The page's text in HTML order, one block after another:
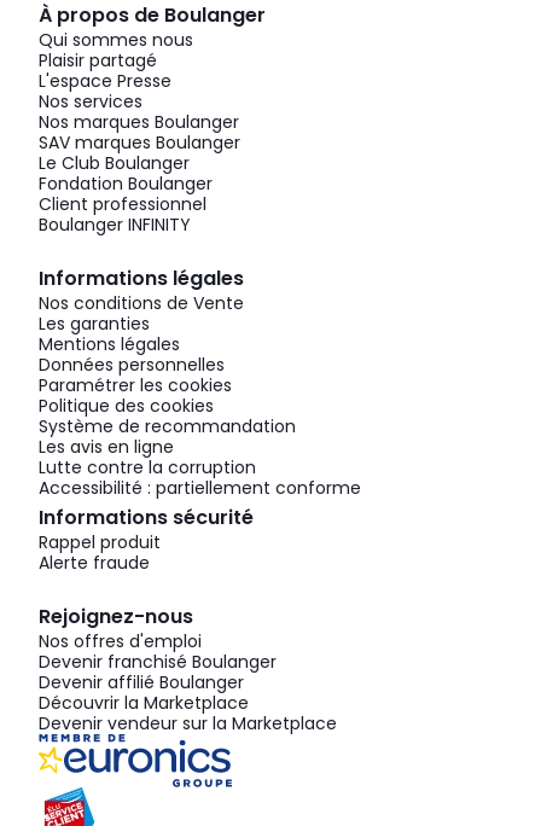
À propos de Boulanger
Qui sommes nous
Plaisir partagé
L'espace Presse
Nos services
Nos marques Boulanger
SAV marques Boulanger
Le Club Boulanger
Fondation Boulanger
Client professionnel
Boulanger INFINITY
Informations légales
Nos conditions de Vente
Les garanties
Mentions légales
Données personnelles
Paramétrer les cookies
Politique des cookies
Système de recommandation
Les avis en ligne
Lutte contre la corruption
Accessibilité : partiellement conforme
Informations sécurité
Rappel produit
Alerte fraude
Rejoignez-nous
Nos offres d'emploi
Devenir franchisé Boulanger
Devenir affilié Boulanger
Découvrir la Marketplace
Devenir vendeur sur la Marketplace